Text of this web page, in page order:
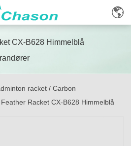
CX-B628 Himmelblå
racket / Carbon
Racket CX-B628 Himmelblå